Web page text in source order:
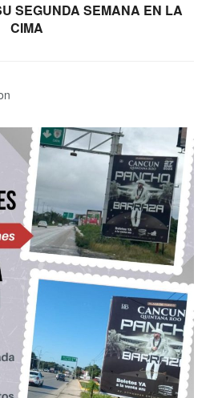
SEGUNDA SEMANA EN LA
CIMA